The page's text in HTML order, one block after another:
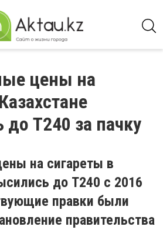
цены на
Т240 за пачку
на сигареты в
до Т240 с 2016
правки были
правительства